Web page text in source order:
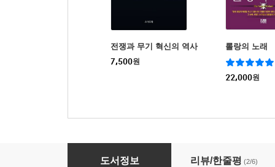
전쟁과 무기 혁신의 역사
7,500원
롤랑의 노래
22,000원
전쟁의 물리학
도서정보 리뷰/한줄평 (2/6)